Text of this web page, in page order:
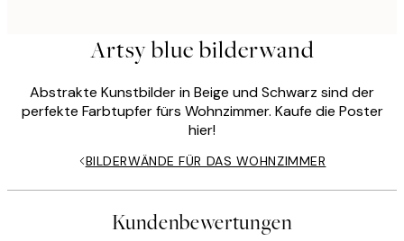
Artsy blue bilderwand
Abstrakte Kunstbilder in Beige und Schwarz sind der
perfekte Farbtupfer fürs Wohnzimmer. Kaufe die Poster
hier!
BILDERWÄNDE FÜR DAS WOHNZIMMER
Kundenbewertungen